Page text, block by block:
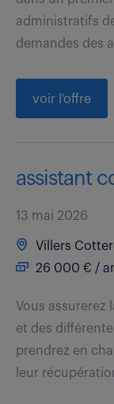
administratifs
demandes des
voir l'offre
assistant
13 mai 2026
Villers
26 000 € /
Vous assurerez
et des
prendrez en
leur